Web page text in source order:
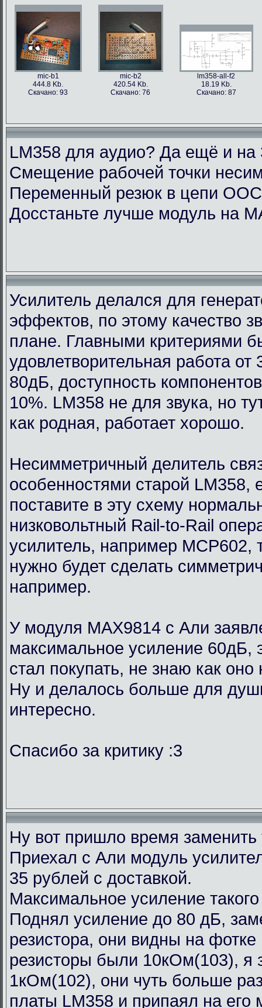
mic-b1
444.8 Kb.
Скачано: 93
mic-b2
420.54 Kb.
Скачано: 76
lm358-all-f2
18.19 Kb.
Скачано: 87
LM358 для аудио? Да ещё и на
Смещение рабочей точки
Переменный резюк в цепи
Досстаньте лучше модуль на
Усилитель делался для
эффектов, по этому качество
плане. Главными критериями
удовлетворительная работа
80дБ, доступность
10%. LM358 не для звука, но
как родная, работает хорошо.
Несимметричный делитель
особенностями старой LM358,
поставите в эту схему
низковольтный Rail-to-Rail
усилитель, например MCP602,
нужно будет сделать
например.
У модуля MAX9814 с Али
максимальное усиление 60дБ,
стал покупать, не знаю как
Ну и делалось больше для
интересно.
Спасибо за критику :3
Ну вот пришло время
Приехал с Али модуль
35 рублей с доставкой.
Максимальное усиление
Поднял усиление до 80 дБ,
резистора, они видны на
резисторы были 10кОм(103), я
1кОм(102), они чуть больше
платы LM358 и припаял на его